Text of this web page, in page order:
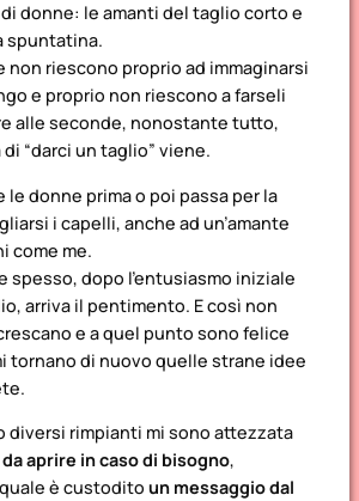
donne: le amanti del taglio corto e
spuntatina.
non riescono proprio ad immaginarsi
e proprio non riescono a farseli
alle seconde, nonostante tutto,
“darci un taglio” viene.
le donne prima o poi passa per la
i capelli, anche ad un’amante
come me.
spesso, dopo l’entusiasmo iniziale
arriva il pentimento. E così non
e a quel punto sono felice
tornano di nuovo quelle strane idee
diversi rimpianti mi sono attezzata
aprire in caso di bisogno,
è custodito un messaggio dal